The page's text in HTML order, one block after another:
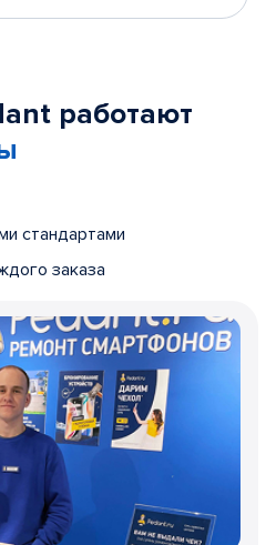
работают
стандартами
заказа